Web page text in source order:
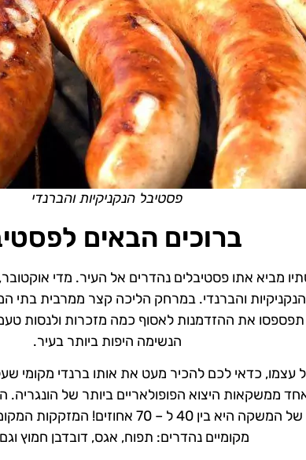
פסטיבל הנקניקיות והברנדי
ברוכים הבאים
מביא אתו פסטיבלים נהדרים אל העיר. מדי
והברנדי. במרחק הליכה קצר ממרבית בתי
את ההזדמנות לאסוף כמה מזכרות ולנסות
הנשימה היפות ביותר בעיר.
ממשקאות היצוא הפופולאריים ביותר של
שימו לב: תכולת האלכוהול של המשקה היא
מקומיים נהדרים: תפוח, אגס, דובדבן חמוץ